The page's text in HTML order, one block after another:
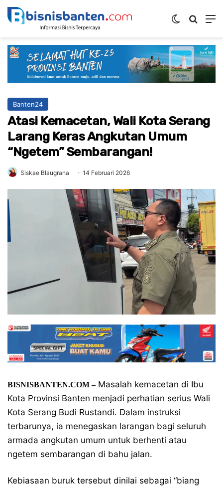
Switch skin
Banten24
Atasi Kemacetan, Wali Kota Serang
Larang Keras Angkutan Umum
“Ngetem” Sembarangan!
Siskae Blaugrana 14 Februari 2026
BISNISBANTEN.COM –Masalah kemacetan di Ibu
Kota Provinsi Banten menjadi perhatian serius Wali
Kota Serang Budi Rustandi. Dalam instruksi
terbarunya, ia menegaskan larangan bagi seluruh
armada angkutan umum untuk berhenti atau
ngetem sembarangan di bahu jalan.
Kebiasaan buruk tersebut dinilai sebagai “biang